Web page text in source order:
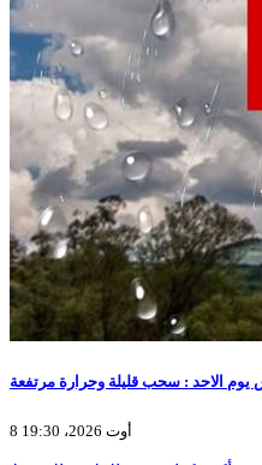
يوم الاحد : سحب قليلة وحرارة مرتفعة
8 أوت 2026، 19:30